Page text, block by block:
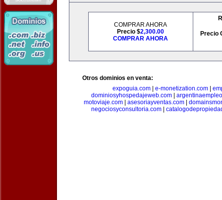
COMPRAR AHORA
Precio $2,300.00
COMPRAR AHORA
Precio
Otros dominios en venta:
expoguia.com| e-monetization.com|
dominiosyhospedajeweb.com
motoviaje.com
asesoriayventas.com
negociosyconsultoria.com|